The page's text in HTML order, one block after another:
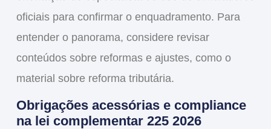
oficiais para confirmar o enquadramento. Para
entender o panorama, considere revisar
conteúdos sobre reformas e ajustes, como o
material sobre reforma tributária.
Obrigações acessórias e compliance
na lei complementar 225 2026